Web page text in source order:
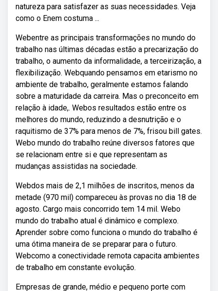
natureza para satisfazer as suas necessidades. Veja
como o Enem costuma ...
Webentre as principais transformações no mundo do
trabalho nas últimas décadas estão a precarização do
trabalho, o aumento da informalidade, a terceirização, a
flexibilização. Webquando pensamos em etarismo no
ambiente de trabalho, geralmente estamos falando
sobre a maturidade da carreira. Mas o preconceito em
relação à idade,. Webos resultados estão entre os
melhores do mundo, reduzindo a desnutrição e o
raquitismo de 37% para menos de 7%, frisou bill gates.
Webo mundo do trabalho reúne diversos fatores que
se relacionam entre si e que representam as
mudanças assistidas na sociedade.
Webdos mais de 2,1 milhões de inscritos, menos da
metade (970 mil) compareceu às provas no dia 18 de
agosto. Cargo mais concorrido tem 14 mil. Webo
mundo do trabalho atual é dinâmico e complexo.
Aprender sobre como funciona o mundo do trabalho é
uma ótima maneira de se preparar para o futuro.
Webcomo a conectividade remota capacita ambientes
de trabalho em constante evolução.
Empresas de grande, médio e pequeno porte com